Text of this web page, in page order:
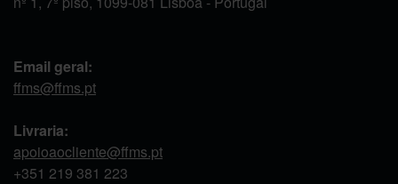
Email geral:
ffms@ffms.pt
Livraria:
apoioaocliente@ffms.pt
+351 219 381 223